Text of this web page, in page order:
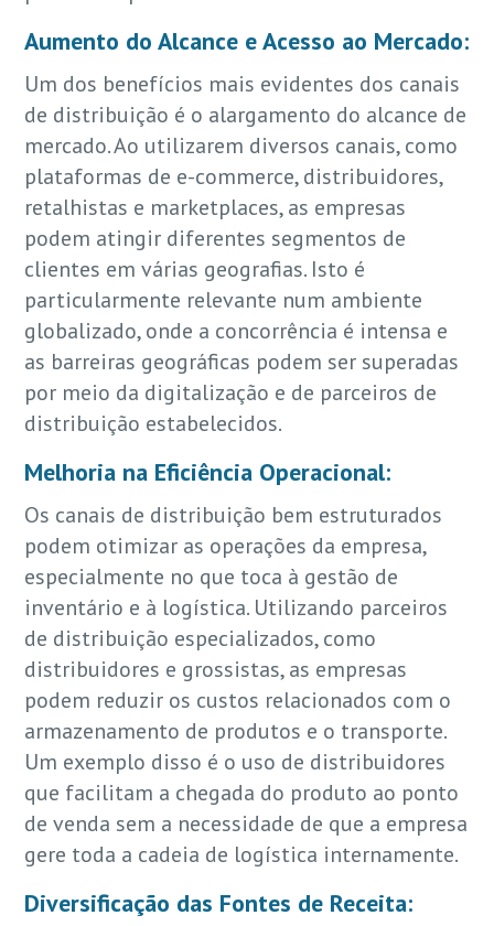
Aumento do Alcance e Acesso ao Mercado:
Um dos benefícios mais evidentes dos canais
de distribuição é o alargamento do alcance de
mercado. Ao utilizarem diversos canais, como
plataformas de e-commerce, distribuidores,
retalhistas e marketplaces, as empresas
podem atingir diferentes segmentos de
clientes em várias geografias. Isto é
particularmente relevante num ambiente
globalizado, onde a concorrência é intensa e
as barreiras geográficas podem ser superadas
por meio da digitalização e de parceiros de
distribuição estabelecidos.
Melhoria na Eficiência Operacional:
Os canais de distribuição bem estruturados
podem otimizar as operações da empresa,
especialmente no que toca à gestão de
inventário e à logística. Utilizando parceiros
de distribuição especializados, como
distribuidores e grossistas, as empresas
podem reduzir os custos relacionados com o
armazenamento de produtos e o transporte.
Um exemplo disso é o uso de distribuidores
que facilitam a chegada do produto ao ponto
de venda sem a necessidade de que a empresa
gere toda a cadeia de logística internamente.
Diversificação das Fontes de Receita: